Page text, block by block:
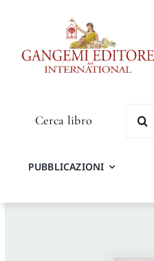
Cerca libro
per:
PUBBLICAZIONI